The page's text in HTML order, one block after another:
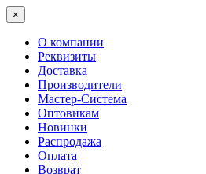
×
О компании
Реквизиты
Доставка
Производители
Мастер-Система
Оптовикам
Новинки
Распродажа
Оплата
Возврат